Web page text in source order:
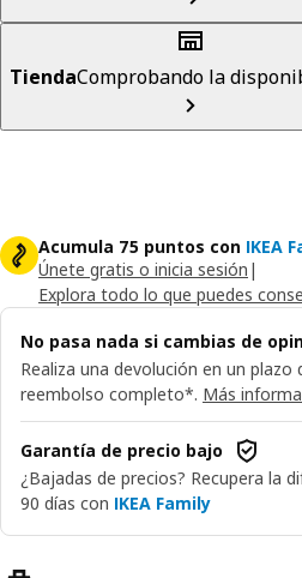
TiendaComprobando la
Acumula 75 puntos con IKEA
Únete gratis o inicia sesión |
Explora todo lo que puedes
No pasa nada si cambias de
Realiza una devolución en un
reembolso completo*. Más
Garantía de precio bajo
¿Bajadas de precios? Recupera la
90 días con IKEA Family